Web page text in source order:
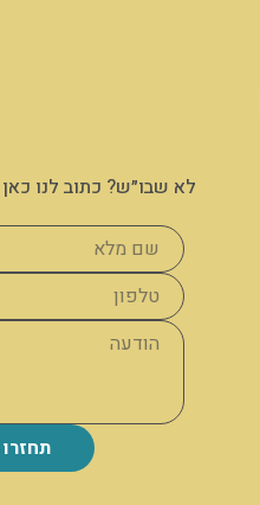
לא שבו״ש? כתוב לנו